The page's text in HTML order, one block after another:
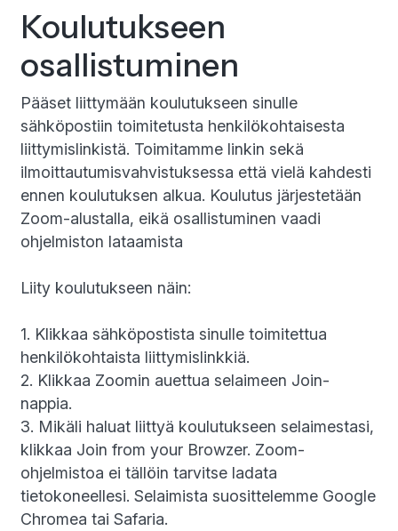
Koulutukseen
osallistuminen
Pääset liittymään koulutukseen sinulle
sähköpostiin toimitetusta henkilökohtaisesta
liittymislinkistä. Toimitamme linkin sekä
ilmoittautumisvahvistuksessa että vielä kahdesti
ennen koulutuksen alkua. Koulutus järjestetään
Zoom-alustalla, eikä osallistuminen vaadi
ohjelmiston lataamista
Liity koulutukseen näin:
1. Klikkaa sähköpostista sinulle toimitettua
henkilökohtaista liittymislinkkiä.
2. Klikkaa Zoomin auettua selaimeen Join-
nappia.
3. Mikäli haluat liittyä koulutukseen selaimestasi,
klikkaa Join from your Browzer. Zoom-
ohjelmistoa ei tällöin tarvitse ladata
tietokoneellesi. Selaimista suosittelemme Google
Chromea tai Safaria.